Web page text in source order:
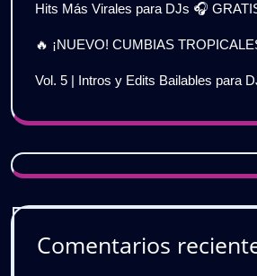
Hits Más Virales para DJs 🎧
🔥 ¡NUEVO! CUMBIAS
Vol. 5 | Intros y Edits Bailables para
Comentarios